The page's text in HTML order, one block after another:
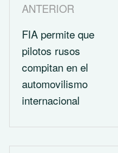
ANTERIOR
FIA permite que
pilotos rusos
compitan en el
automovilismo
internacional